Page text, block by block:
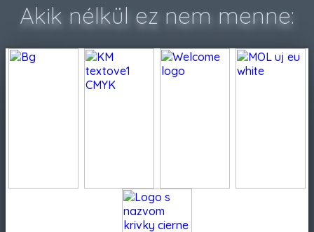
Akik nélkül ez nem menne: